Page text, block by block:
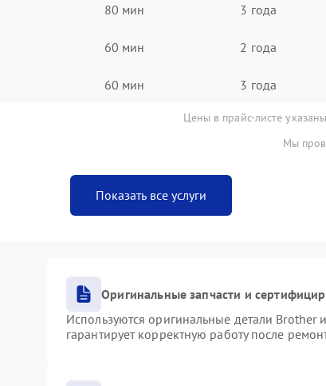
80 мин 3 года
60 мин 2 года
60 мин 3 года
Цены в прайс-листе
Мы
Показать все услуги
Оригинальные запчасти и
Используются оригинальные детали
гарантирует корректную работу после